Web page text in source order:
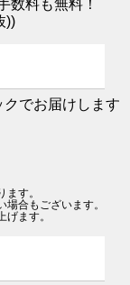
数料も無料！
))
でお届けします
す。
合もございます。
ます。